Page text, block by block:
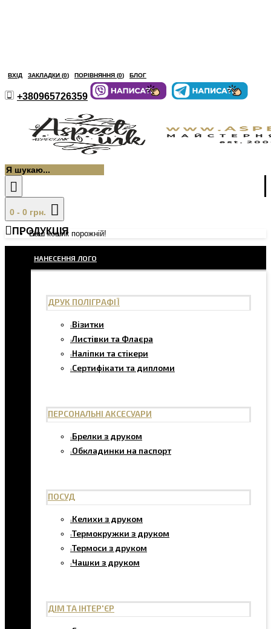
ВХІД ЗАКЛАДКИ (0) ПОРІВНЯННЯ (0) БЛОГ
+380965726359
0 - 0 грн.
Ваш кошик порожній!
ПРОДУКЦІЯ
НАНЕСЕННЯ ЛОГО
ДРУК ПОЛІГРАФІЇ
Візитки
Листівки та Флаєра
Наліпки та стікери
Сертифікати та дипломи
ПЕРСОНАЛЬНІ АКСЕСУАРИ
Брелки з друком
Обкладинки на паспорт
ПОСУД
Келихи з друком
Термокружки з друком
Термоси з друком
Чашки з друком
ДІМ ТА ІНТЕР'ЄР